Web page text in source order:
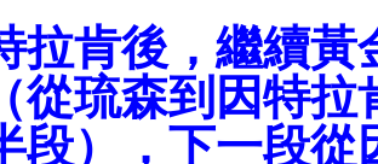
拉肯後，繼續黃
從琉森到因特拉
段），下一段從